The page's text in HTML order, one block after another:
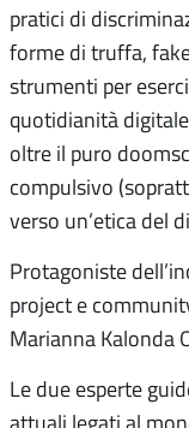
pratici di
forme di truffa,
strumenti per
quotidianità
oltre il puro
compulsivo
verso un’etica del
Protagoniste
project e
Marianna Kalonda
Le due esperte
attuali legati al